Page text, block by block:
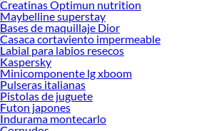
Creatinas Optimun nutrition
Maybelline superstay
Bases de maquillaje Dior
Casaca cortaviento impermeable
Labial para labios resecos
Kaspersky
Minicomponente lg xboom
Pulseras italianas
Pistolas de juguete
Futon japones
Indurama montecarlo